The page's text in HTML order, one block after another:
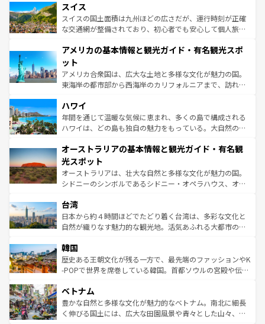
を参照してほしい。
は、お酒好きな人にはぜひ体験してほしい。 なお、新着の
ドイツ情報はコンテンツ一覧を参照してほしい。
リアごとに異なる魅力がある。また、優雅なアフタヌーン
ティー、ビール好きにはたまらない英国パブ、サッカー観
戦など、本場だからこそできる体験も豊富。イギリスを旅
ンツ一覧を参照してほしい。
スイス
スイスの国土面積は九州ほどの広さだが、運行時刻が正確
な交通網が整備されており、初心者でも安心して個人旅行
の建物がそのまま残る町や、スイスならではのユニークな
博物館もあり、アルプス観光だけでなく町歩きも満喫する
ことができる。国民の所得が高いため物価も高いが、旅行
者向けの交通パス提供のサービスもあり、うまく活用すれ
着のスイス情報は
アメリカの基本情報と観光ガイド・有名観光スポ
ット
アメリカ合衆国は、広大な土地と多様な文化が魅力の国。
東海岸の都市部から西海岸のカリフォルニアまで、訪れる
のような巨大都市は、観光、ショッピング、エンターテイ
ンメントが詰まった刺激的なスポットだ。一方、アメリカ
西部には大自然が広がり、グランドキャニオンやイエロー
部のニューオーリンズでは、音楽と美食が融合した独特の
文化が魅力。旅行者はアメリカの各地域で異なる魅力を楽
しみながら、その多様性と豊かな歴史を感じることができ
るだろう。車でのロードトリップや列車の旅も、アメリカ
情報は
ハワイ
年間を通じて温暖な気候に恵まれ、多くの島で構成される
ハワイは、どの島も独自の魅力をもっている。大自然の神
ワイ島は見逃せない。また、定番の観光地といえばオアフ
島だが、静かな自然を求めるならマウイ島やカウアイ島が
おすすめ。エメラルドグリーンに輝く海をはじめ、豊かな
文化や歴史が息づいている。「アロハスピリット」と呼ば
人々、おいしいローカルフードやハワイアンミュージッ
ク、伝統的なフラダンスなど、すべてがハワイの魅力を彩
っている。訪れるたびに新しい発見と感動が待っているハ
はコンテンツ一覧
オーストラリアの基本情報と観光ガイド・有名観
光スポット
オーストラリアは、壮大な自然と多様な文化が魅力の国。
シドニーのシンボルであるシドニー・オペラハウス、オー
リアリーフや大陸中央部にそびえるウルル（エアーズロッ
ク）、タスマニアの美しい原生林やケアンズの熱帯雨林な
ど、見どころがたくさん。また、カフェやワイン、オージ
いる。アクティビティも充実しており、サーフィンやダイ
ビング、ハイキングなど、アウトドア好きにはたまらな
い。オーストラリアの多彩な魅力を存分に味わいつくそ
参照してほしい。
台湾
日本から約４時間ほどでたどり着く台湾は、多彩な文化と
自然が織りなす魅力的な観光地。活気あふれる大都市の台
ン）、静ひつな山岳地帯である台湾東部など、都市の喧騒
と山間の静けさが共存しており、訪れる人に新しい発見と
驚きをもたらしてくれる。また、奥深い台湾の食文化も魅
容にもいいと評判のスイーツなど、バラエティ豊かな料理
が味わえる。 なお、新着の台湾情報は コンテンツ一覧を参
照してほしい。
韓国
歴史ある王朝文化が残る一方で、最先端のファッションやK
-POPで世界を席巻している韓国。首都ソウルの宮殿や伝統
き、地方に足を延ばせば四季折々の自然美を楽しむことが
できる。そして、キムチや焼肉、絶品のストリートフード
まで、さまざまな韓国料理が待っている。夜には、韓国な
ベトナム
豊かな自然と多様な文化が魅力的なベトナム。南北に細長
く伸びる国土には、広大な田園風景や青々とした山々、世